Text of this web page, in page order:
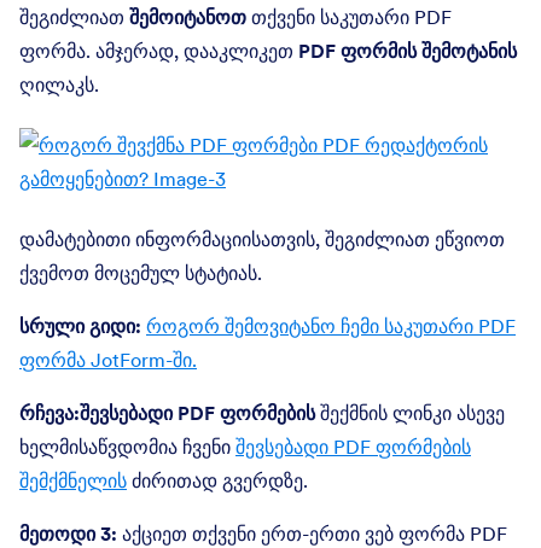
შეგიძლიათ შემოიტანოთ თქვენი საკუთარი PDF
ფორმა. ამჯერად, დააკლიკეთ PDF ფორმის შემოტანის
ღილაკს.
დამატებითი ინფორმაციისათვის, შეგიძლიათ ეწვიოთ
ქვემოთ მოცემულ სტატიას.
სრული გიდი: როგორ შემოვიტანო ჩემი საკუთარი PDF
ფორმა JotForm-ში.
რჩევა:შევსებადი PDF ფორმებისშექმნის ლინკი ასევე
ხელმისაწვდომია ჩვენი შევსებადი PDF ფორმების
შემქმნელის ძირითად გვერდზე.
მეთოდი 3: აქციეთ თქვენი ერთ-ერთი ვებ ფორმა PDF